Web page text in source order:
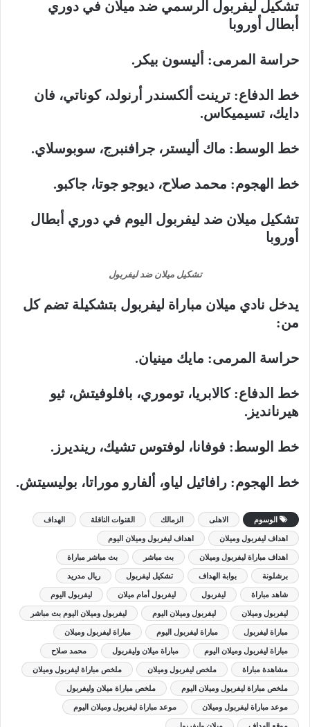
تشكيل ليفربول الرسمي ضد ميلان في دوري
أبطال أوروبا
حراسة المرمى: أليسون بيكر.
خط الدفاع: ترينت ألكسندر أرنولد، كوناتي، فان
دايك، تسيميكاس.
خط الوسط: ماك أليستر، جرافنبرج، سوبوسلاي.
خط الهجوم: محمد صلاح، ديوجو جوتا، جاكبو.
تشكيل ميلان ضد ليفربول اليوم في دوري أبطال
أوروبا
تشكيل ميلان ضد ليفربول
يدخل نادي ميلان مباراة ليفربول بتشكيلة تضم كل
من:
حراسة المرمى: مايك مينيان.
خط الدفاع: كالابريا، توموري، بافلوفيتش، ثيو
هيرنانديز.
خط الوسط: فوفانا، لوفتوس تشيك، رينديرز.
خط الهجوم: رافائيل لياو، ألفارو موراتا، بوليسيتش.
الوسوم الاهلى الزمالك القنوات الناقلة الهداف
اهداف ليفربول وميلان اهداف ليفربول وميلان اليوم
اهداف مباراة ليفربول وميلان بث مباشر بث مباشر مباراة
برشلونة بوابة الهداف تشكيل ليفربول ريال مدريد
شاهد مباراة ليفربول ليفربول أمام ميلان ليفربول اليوم
ليفربول وميلان ليفربول وميلان اليوم ليفربول وميلان اليوم بث مباشر
مباراة ليفربول مباراة ليفربول اليوم مباراة ليفربول وميلان
مباراة ليفربول وميلان اليوم مباراة ميلان وليفربول محمد صلاح
مشاهدة مباراة ملخص ليفربول وميلان ملخص مباراة ليفربول وميلان
ملخص مباراة ليفربول وميلان اليوم ملخص مباراة ميلان وليفربول
موعد مباراة ليفربول وميلان موعد مباراة ليفربول وميلان اليوم
موقع الهداف ميلان وليفربول